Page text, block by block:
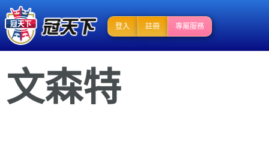
登入 註冊 專屬服務
文森特